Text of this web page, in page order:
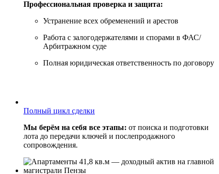
Профессиональная проверка и защита:
Устранение всех обременений и арестов
Работа с залогодержателями и спорами в ФАС/
Арбитражном суде
Полная юридическая ответственность по договору
Полный цикл сделки
Мы берём на себя все этапы: от поиска и подготовки
лота до передачи ключей и послепродажного
сопровождения.